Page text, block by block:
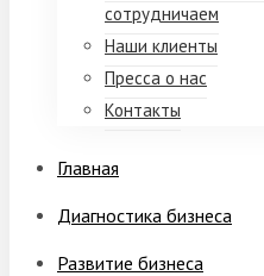
сотрудничаем
Наши клиенты
Пресса о нас
Контакты
Главная
Диагностика бизнеса
Развитие бизнеса